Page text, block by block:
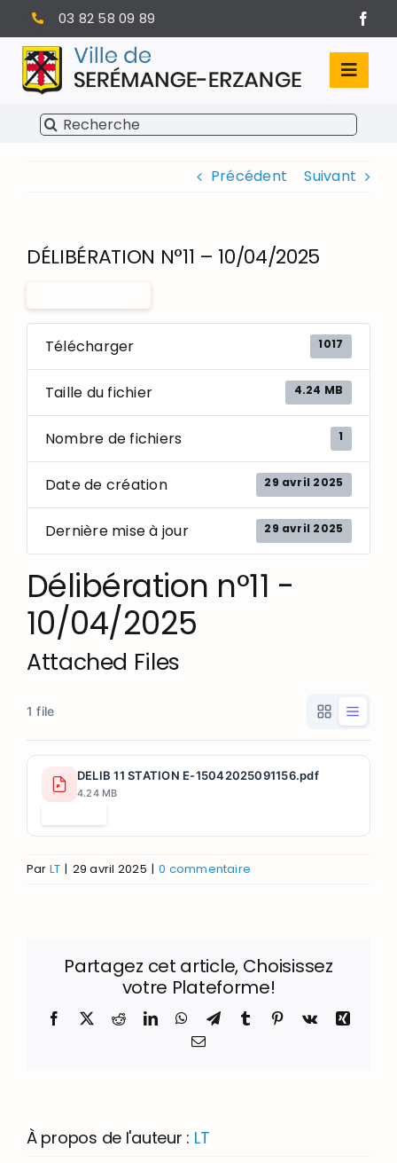
Passer
au
contenu
03 82 58 09 89
SÉRÉMANGE-ERZANGE
Rechercher:
Précédent Suivant
DÉLIBÉRATION N°11 – 10/04/2025
Télécharger 1017
Taille du fichier 4.24 MB
Nombre de fichiers 1
Date de création 29 avril 2025
Dernière mise à jour 29 avril 2025
Délibération n°11 -
10/04/2025
Attached Files
1 file
DELIB 11 STATION E-15042025091156.pdf
4.24 MB
Par LT | 29 avril 2025 | 0 commentaire
Partagez cet article, Choisissez
votre Plateforme!
Facebook
X RedditLinkedInWhatsApp
TelegramTumblr Pinterest
Vk
Xing
Email
À propos de l'auteur : LT